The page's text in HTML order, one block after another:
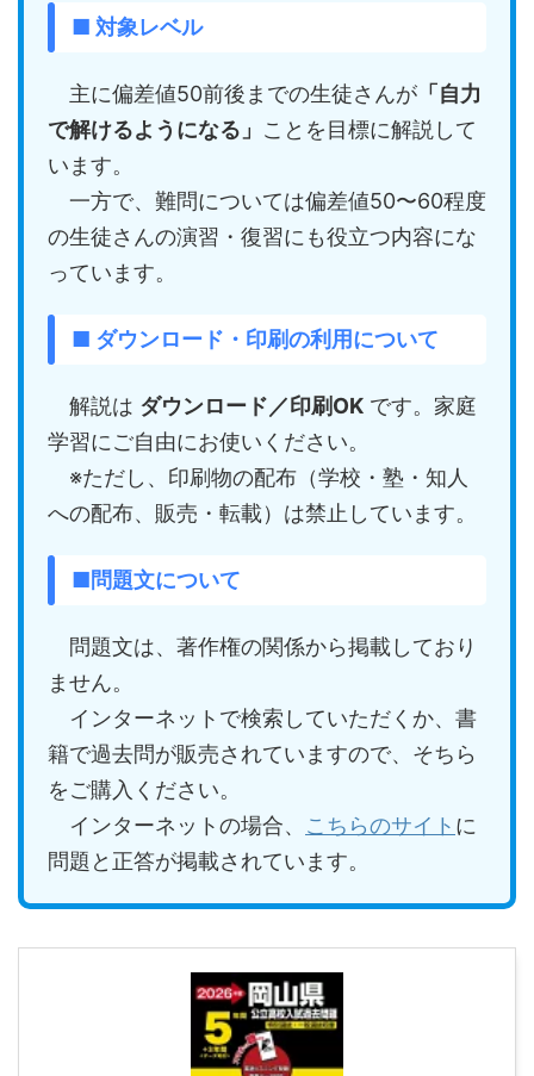
■ 対象レベル
主に偏差値50前後までの生徒さんが 「自力
で解けるようになる」 ことを目標に解説して
います。
一方で、難問については偏差値50〜60程度
の生徒さんの演習・復習にも役立つ内容にな
っています。
■ ダウンロード・印刷の利用について
解説は ダウンロード／印刷OK です。家庭
学習にご自由にお使いください。
※ただし、印刷物の配布（学校・塾・知人
への配布、販売・転載）は禁止しています。
■問題文について
問題文は、著作権の関係から掲載しており
ません。
インターネットで検索していただくか、書
籍で過去問が販売されていますので、そちら
をご購入ください。
インターネットの場合、 こちらのサイト に
問題と正答が掲載されています。